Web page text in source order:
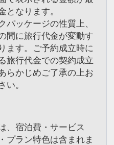
となります。
パッケージの性質上、
間に旅行代金が変動す
ます。ご予約成立時に
旅行代金での契約成立
らかじめご了承の上お
い。
、宿泊費・サービス
プラン特色は含まれま